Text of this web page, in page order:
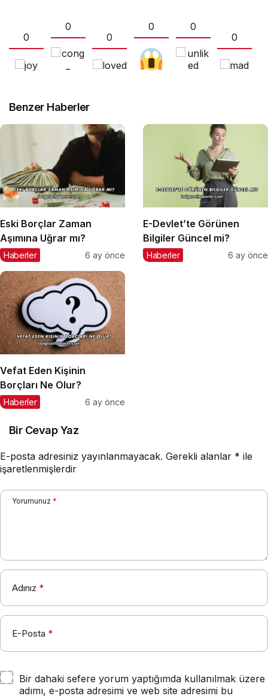
0
0
0
0
0
0
Benzer Haberler
Eski Borçlar Zaman
Aşımına Uğrar mı?
Haberler 6 ay önce
E-Devlet’te Görünen
Bilgiler Güncel mi?
Haberler 6 ay önce
Vefat Eden Kişinin
Borçları Ne Olur?
Haberler 6 ay önce
Bir Cevap Yaz
E-posta adresiniz yayınlanmayacak. Gerekli alanlar * ile
işaretlenmişlerdir
Yorumunuz *
Adınız *
E-Posta *
Bir dahaki sefere yorum yaptığımda kullanılmak üzere
adımı, e-posta adresimi ve web site adresimi bu